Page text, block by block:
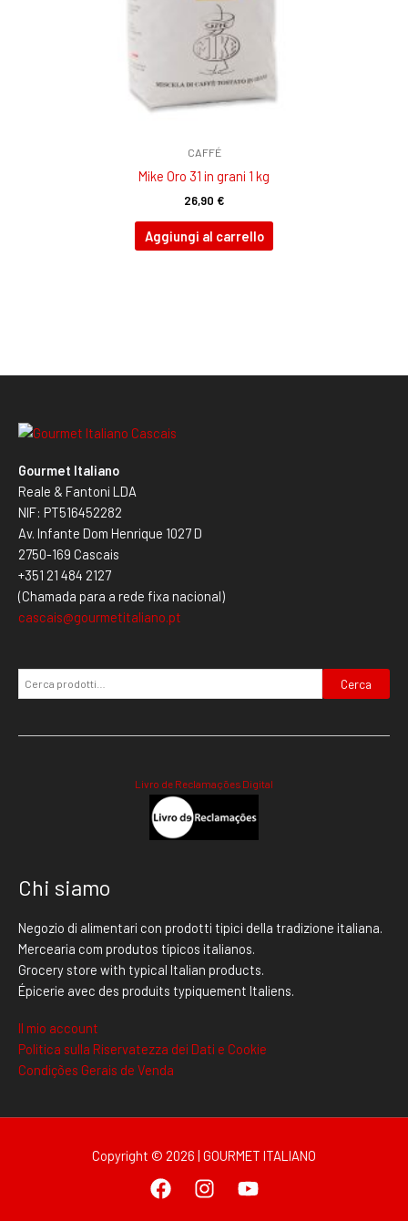
CAFFÉ
Mike Oro 31 in grani 1 kg
26,90 €
Aggiungi al carrello
Gourmet Italiano
Reale & Fantoni LDA
NIF: PT516452282
Av. Infante Dom Henrique 1027 D
2750-169 Cascais
+351 21 484 2127
(Chamada para a rede fixa nacional)
cascais@gourmetitaliano.pt
Cerca
Livro de Reclamações Digital
Chi siamo
Negozio di alimentari con prodotti tipici della tradizione italiana.
Mercearia com produtos típicos italianos.
Grocery store with typical Italian products.
Épicerie avec des produits typiquement Italiens.
Il mio account
Politica sulla Riservatezza dei Dati e Cookie
Condições Gerais de Venda
Copyright © 2026 | GOURMET ITALIANO